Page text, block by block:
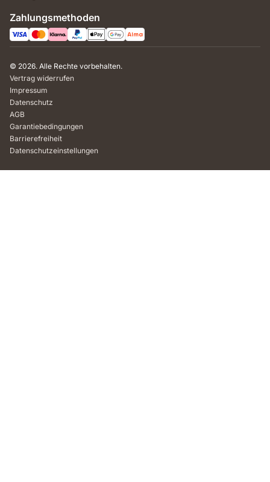
Zahlungsmethoden
© 2026. Alle Rechte vorbehalten.
Vertrag widerrufen
Impressum
Datenschutz
AGB
Garantiebedingungen
Barrierefreiheit
Datenschutzeinstellungen